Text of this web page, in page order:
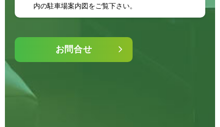
内の駐車場案内図をご覧下さい。
お問合せ